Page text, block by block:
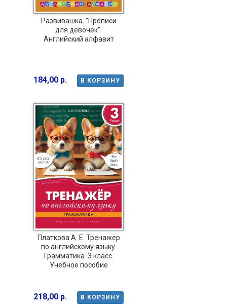
Развивашка. "Прописи
для девочек".
Английский алфавит
В КОРЗИНУ
184,00 р.
Платкова А. Е. Тренажёр
по английскому языку.
Грамматика. 3 класс.
Учебное пособие
В КОРЗИНУ
218,00 р.